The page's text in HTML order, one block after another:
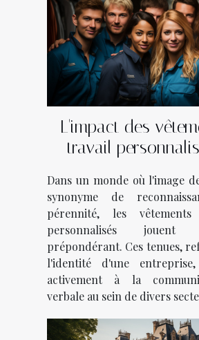
L'impact des
travail
divers secteurs
Dans un monde où l'image
synonyme de
pérennité, les
personnalisés
prépondérant. Ces tenues,
l'identité d'une
activement à la
verbale au sein de divers